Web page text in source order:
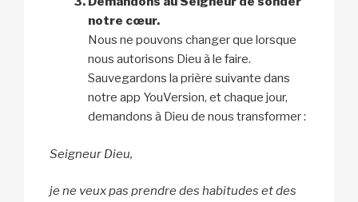
notre cœur.
Nous ne pouvons changer que lorsque
nous autorisons Dieu à le faire.
Sauvegardons la prière suivante dans
notre app YouVersion, et chaque jour,
demandons à Dieu de nous transformer :
Seigneur Dieu,
je ne veux pas prendre des habitudes et des